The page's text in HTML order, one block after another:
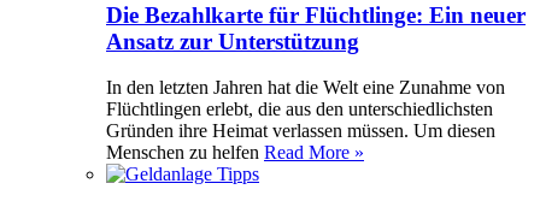
Die Bezahlkarte für Flüchtlinge: Ein neuer
Ansatz zur Unterstützung
In den letzten Jahren hat die Welt eine Zunahme von
Flüchtlingen erlebt, die aus den unterschiedlichsten
Gründen ihre Heimat verlassen müssen. Um diesen
Menschen zu helfen Read More »